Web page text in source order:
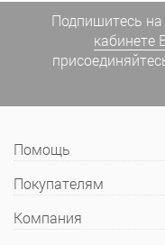
Подпишитесь
кабинете
Помощь
Покупателям
Компания